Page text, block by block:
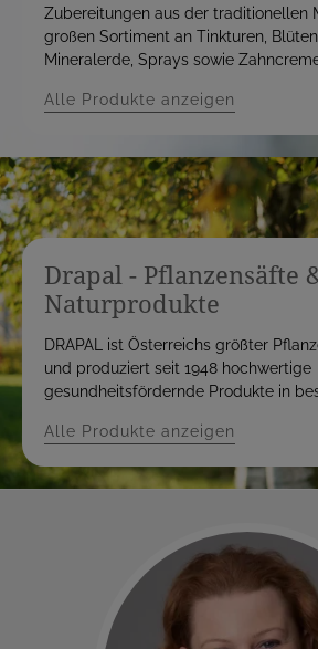
Zubereitungen aus der traditionellen
großen Sortiment an Tinkturen,
Mineralerde, Sprays sowie
Alle Produkte anzeigen
Drapal - Pflanzensäfte
Naturprodukte
DRAPAL ist Österreichs größter
und produziert seit 1948 hochwertige
gesundheitsfördernde Produkte in
Alle Produkte anzeigen